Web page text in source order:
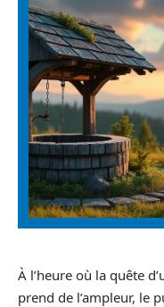
À l’heure où la quête
prend de l’ampleur, le